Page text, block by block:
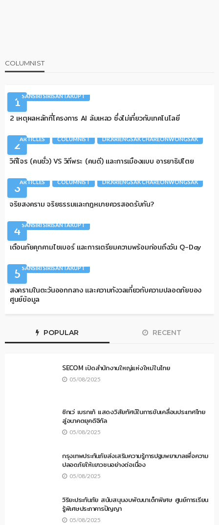
COLUMNIST
1 SANSIRI SIRISANTAKUPT
2 เหตุผลหลักที่โครงการ AI ล้มเหลว ซึ่งไม่เกี่ยวกับเทคโนโลยี
2ARTICLES COLUMNIST DR.KRIENGSAK CHAREONWONGSAK
วิถีโจร (คนชั่ว) VS วิถีพระ (คนดี) และการเมืองแบบ อารยาธิปไตย
3ARTICLES COLUMNIST DR.KRIENGSAK CHAREONWONGSAK
จริยสงคราม จริยธรรมและกฎหมายควรสอดรับกัน?
4 SANSIRI SIRISANTAKUPT
เตือนภัยคุกคามไซเบอร์ และการเตรียมความพร้อมก่อนถึงวัน Q-Day
5 SANSIRI SIRISANTAKUPT
สงครามในตะวันออกกลาง และความกังวลเกี่ยวกับความปลอดภัยของ
ศูนย์ข้อมูล
POPULAR RECENT
SECOM เปิดสำนักงานใหญ่แห่งใหม่ในไทย
05/08/2025
ซิกเว่ เบรกเก้ แสดงวิสัยทัศน์ในการขับเคลื่อนประเทศไทย
สู่อนาคตยุคดิจิทัล
05/08/2025
กรุงเทพประกันภัยส่งเสริมความรู้การปฐมพยาบาลเพื่อความ
ปลอดภัยให้เยาวชนอย่างต่อเนื่อง
05/08/2025
วิริยะประกันภัย สนับสนุนงบพัฒนาเด็กพิเศษ ศูนย์การเรียน
รู้พิเศษประภาคารปัญญา
05/08/2025